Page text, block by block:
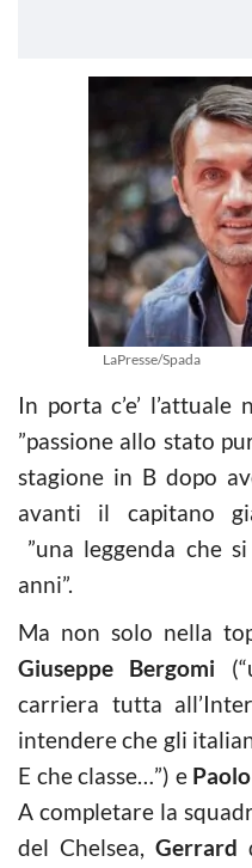
LaPresse/Spada
In porta c’e’ l’attuale
”passione allo stato
stagione in B dopo
avanti il capitano
”una leggenda che
anni”.
Ma non solo nella
Giuseppe Bergomi
carriera tutta
intendere che gli
E che classe…”) e
A completare la
del Chelsea, Gerrard